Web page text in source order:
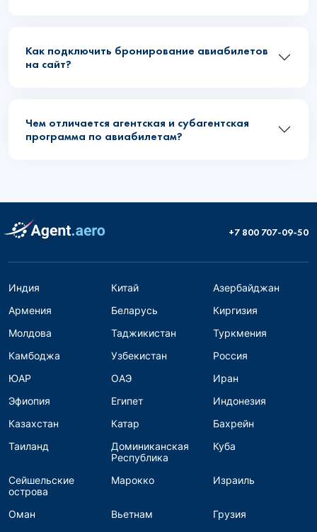
Как подключить бронирование авиабилетов
на сайт?
Чем отличается агентская и субагентская
программа по авиабилетам?
+7 800 707-09-50
Индия Китай
Азербайджан
Армения
Беларусь
Киргизия
Молдова
Таджикистан
Туркмения
Камбоджа
Узбекистан
Россия
ЮАР
ОАЭ
Иран
Эфиопия
Египет
Индонезия
Казахстан
Катар
Бахрейн
Таиланд
Доминиканская
Республика
Куба
Сейшельские
острова
Марокко Израиль
Оман Вьетнам
Грузия